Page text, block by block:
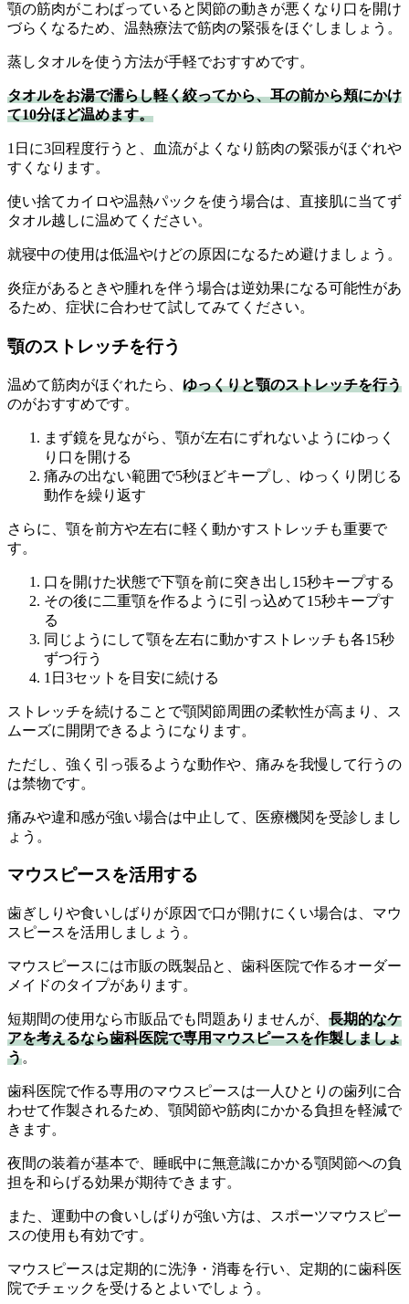
顎の筋肉がこわばっていると関節の動きが悪くなり口を開け
づらくなるため、温熱療法で筋肉の緊張をほぐしましょう。
蒸しタオルを使う方法が手軽でおすすめです。
タオルをお湯で濡らし軽く絞ってから、耳の前から頬にかけ
て10分ほど温めます。
1日に3回程度行うと、血流がよくなり筋肉の緊張がほぐれや
すくなります。
使い捨てカイロや温熱パックを使う場合は、直接肌に当てず
タオル越しに温めてください。
就寝中の使用は低温やけどの原因になるため避けましょう。
炎症があるときや腫れを伴う場合は逆効果になる可能性があ
るため、症状に合わせて試してみてください。
顎のストレッチを行う
温めて筋肉がほぐれたら、 ゆっくりと顎のストレッチを行う
のがおすすめです。
まず鏡を見ながら、顎が左右にずれないようにゆっく
り口を開ける
痛みの出ない範囲で5秒ほどキープし、ゆっくり閉じる
動作を繰り返す
さらに、顎を前方や左右に軽く動かすストレッチも重要で
す。
口を開けた状態で下顎を前に突き出し15秒キープする
その後に二重顎を作るように引っ込めて15秒キープす
る
同じようにして顎を左右に動かすストレッチも各15秒
ずつ行う
1日3セットを目安に続ける
ストレッチを続けることで顎関節周囲の柔軟性が高まり、ス
ムーズに開閉できるようになります。
ただし、強く引っ張るような動作や、痛みを我慢して行うの
は禁物です。
痛みや違和感が強い場合は中止して、医療機関を受診しまし
ょう。
マウスピースを活用する
歯ぎしりや食いしばりが原因で口が開けにくい場合は、マウ
スピースを活用しましょう。
マウスピースには市販の既製品と、歯科医院で作るオーダー
メイドのタイプがあります。
短期間の使用なら市販品でも問題ありませんが、 長期的なケ
アを考えるなら歯科医院で専用マウスピースを作製しましょ
う。
歯科医院で作る専用のマウスピースは一人ひとりの歯列に合
わせて作製されるため、顎関節や筋肉にかかる負担を軽減で
きます。
夜間の装着が基本で、睡眠中に無意識にかかる顎関節への負
担を和らげる効果が期待できます。
また、運動中の食いしばりが強い方は、スポーツマウスピー
スの使用も有効です。
マウスピースは定期的に洗浄・消毒を行い、定期的に歯科医
院でチェックを受けるとよいでしょう。